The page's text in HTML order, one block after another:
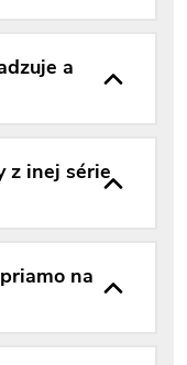
a
z inej série
na